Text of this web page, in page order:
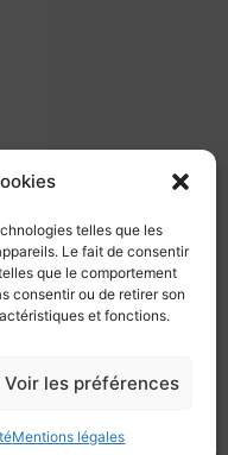
telles que les
Le fait de consentir
que le comportement
consentir ou de retirer son
et fonctions.
Voir les préférences
Mentions légales